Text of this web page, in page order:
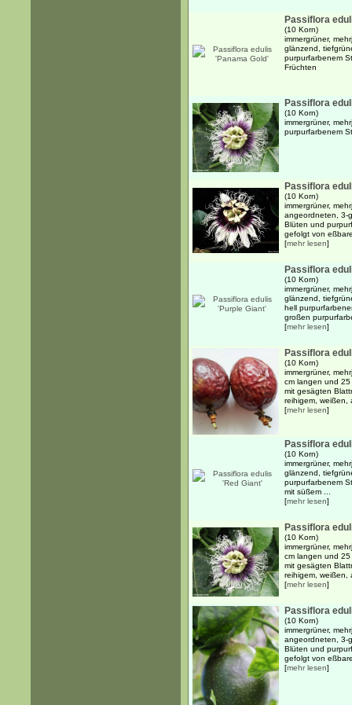
Passiflora
(10 Korn)
immergrüner,
glänzend,
purpurfarbenem
Früchten
Passiflora
(10 Korn)
immergrüner,
purpurfarbenem
Passiflora
(10 Korn)
immergrüner,
angeordneten, 3-
Blüten und
gefolgt von
[mehr lesen]
Passiflora
(10 Korn)
immergrüner,
glänzend,
hell
großen
[mehr lesen]
Passiflora
(10 Korn)
immergrüner,
cm langen und
mit gesägten
reihigem, weißen,
[mehr lesen]
Passiflora
(10 Korn)
immergrüner,
glänzend,
purpurfarbenem
mit süßem ...
[mehr lesen]
Passiflora
(10 Korn)
immergrüner,
cm langen und
mit gesägten
reihigem, weißen,
[mehr lesen]
Passiflora
(10 Korn)
immergrüner,
angeordneten, 3-
Blüten und
gefolgt von
[mehr lesen]